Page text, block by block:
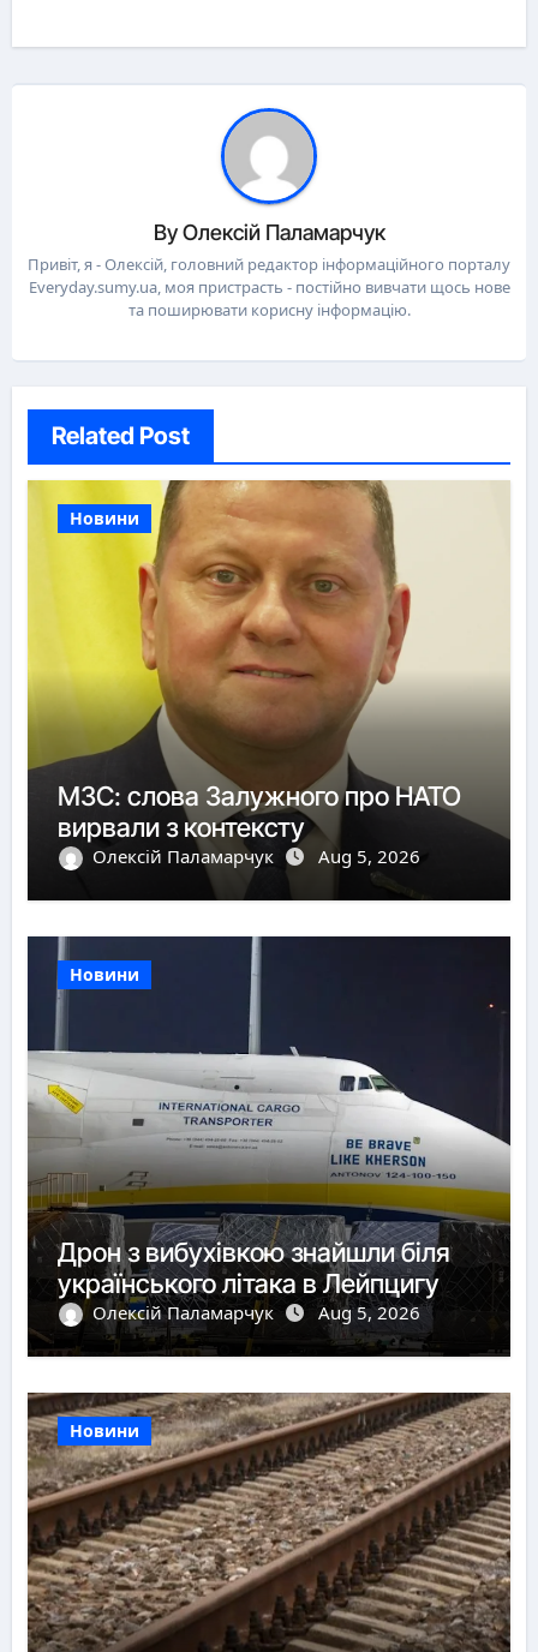
ByОлексій Паламарчук
Привіт, я - Олексій, головний редактор інформаційного порталу
Everyday.sumy.ua, моя пристрасть - постійно вивчати щось нове
та поширювати корисну інформацію.
Related Post
Новини
МЗС: слова Залужного про НАТО
вирвали з контексту
Олексій Паламарчук Aug 5, 2026
Новини
Дрон з вибухівкою знайшли біля
українського літака в Лейпцигу
Олексій Паламарчук Aug 5, 2026
Новини